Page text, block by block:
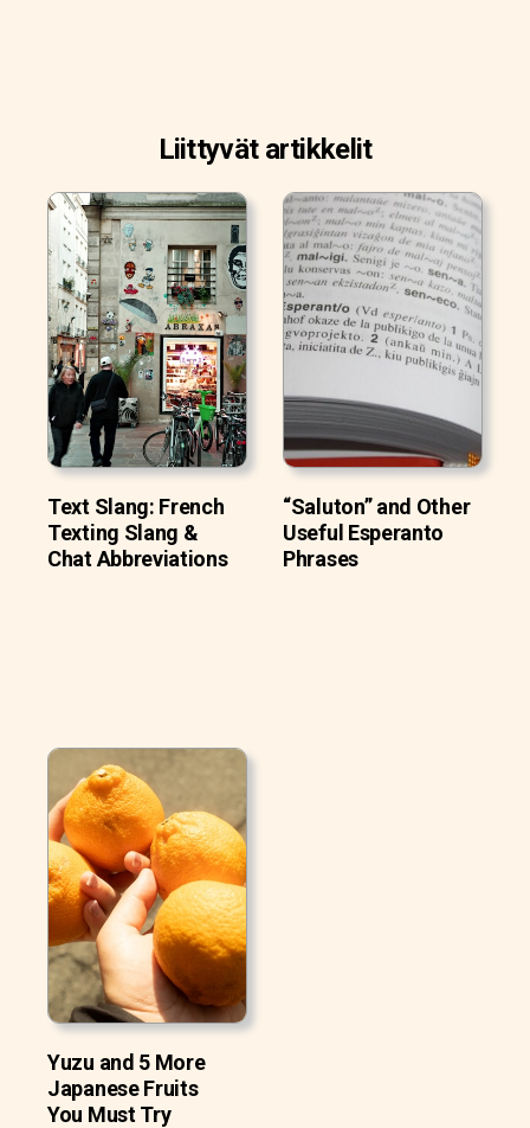
Liittyvät artikkelit
Text Slang: French
Texting Slang &
Chat Abbreviations
“Saluton” and Other
Useful Esperanto
Phrases
Yuzu and 5 More
Japanese Fruits
You Must Try